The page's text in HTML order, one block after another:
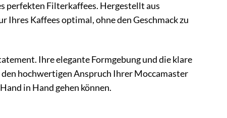
perfekten Filterkaffees. Hergestellt aus
Kaffees optimal, ohne den Geschmack zu
Ihre elegante Formgebung und die klare
hochwertigen Anspruch Ihrer Moccamaster
in Hand gehen können.